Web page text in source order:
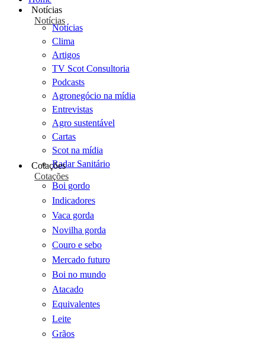
Notícias
Notícias
Notícias
Clima
Artigos
TV Scot Consultoria
Podcasts
Agronegócio na mídia
Entrevistas
Agro sustentável
Cartas
Scot na mídia
Radar Sanitário
Cotações
Cotações
Boi gordo
Indicadores
Vaca gorda
Novilha gorda
Couro e sebo
Mercado futuro
Boi no mundo
Atacado
Equivalentes
Leite
Grãos